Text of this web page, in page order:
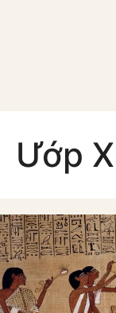
Ướp